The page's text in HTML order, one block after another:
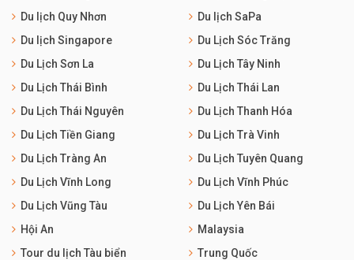
Du lịch Quy Nhơn
Du lịch SaPa
Du lịch Singapore
Du Lịch Sóc Trăng
Du Lịch Sơn La
Du Lịch Tây Ninh
Du Lịch Thái Bình
Du Lịch Thái Lan
Du Lịch Thái Nguyên
Du Lịch Thanh Hóa
Du Lịch Tiền Giang
Du Lịch Trà Vinh
Du Lịch Tràng An
Du Lịch Tuyên Quang
Du Lịch Vĩnh Long
Du Lịch Vĩnh Phúc
Du Lịch Vũng Tàu
Du Lịch Yên Bái
Hội An
Malaysia
Tour du lịch Tàu biển
Trung Quốc